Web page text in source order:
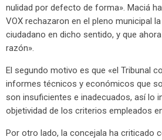
nulidad por defecto de forma». Maciá
VOX rechazaron en el pleno municipal
ciudadano en dicho sentido, y que
razón».
El segundo motivo es que «el Tribunal
informes técnicos y económicos que
son insuficientes e inadecuados, así lo
objetividad de los criterios empleados
Por otro lado, la concejala ha criticado